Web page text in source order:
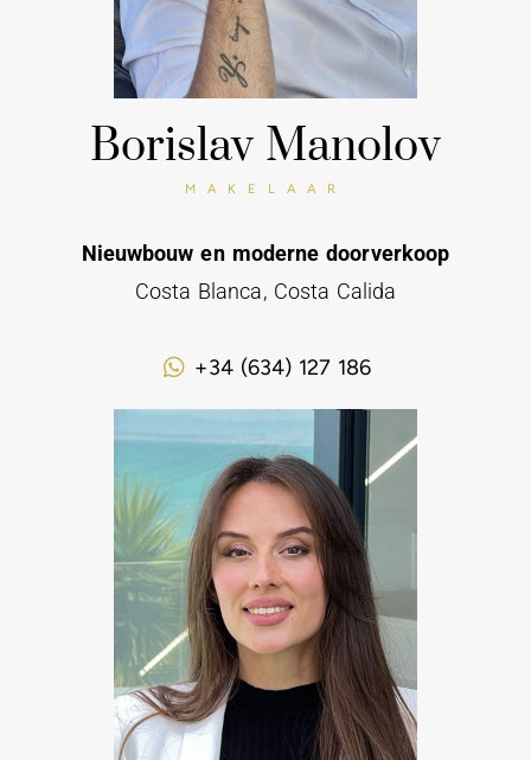
Borislav Manolov
MAKELAAR
Nieuwbouw en moderne doorverkoop
Costa Blanca, Costa Calida
+34 (634) 127 186